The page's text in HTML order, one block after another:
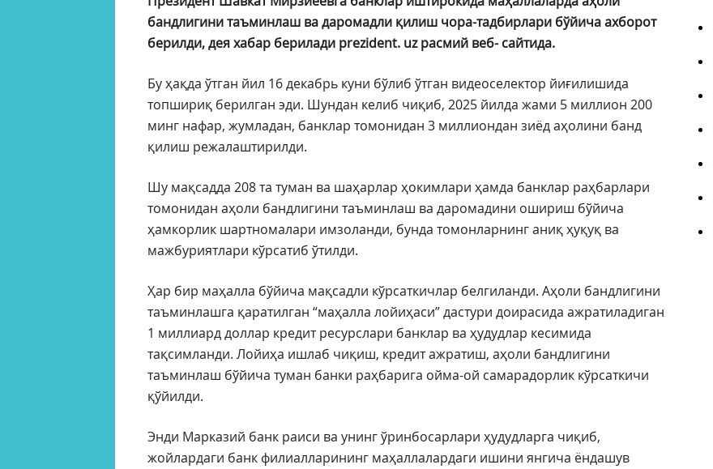
бандлигини таъминлаш ва даромадли қилиш чора-тадбирлари бўйича ахборот
берилди, дея хабар берилади prezident. uz расмий веб- сайтида.
Бу ҳақда ўтган йил 16 декабрь куни бўлиб ўтган видеоселектор йиғилишида
топшириқ берилган эди. Шундан келиб чиқиб, 2025 йилда жами 5 миллион 200
минг нафар, жумладан, банклар томонидан 3 миллиондан зиёд аҳолини банд
қилиш режалаштирилди.
Шу мақсадда 208 та туман ва шаҳарлар ҳокимлари ҳамда банклар раҳбарлари
томонидан аҳоли бандлигини таъминлаш ва даромадини ошириш бўйича
ҳамкорлик шартномалари имзоланди, бунда томонларнинг аниқ ҳуқуқ ва
мажбуриятлари кўрсатиб ўтилди.
Ҳар бир маҳалла бўйича мақсадли кўрсаткичлар белгиланди. Аҳоли бандлигини
таъминлашга қаратилган “маҳалла лойиҳаси” дастури доирасида ажратиладиган
1 миллиард доллар кредит ресурслари банклар ва ҳудудлар кесимида
тақсимланди. Лойиҳа ишлаб чиқиш, кредит ажратиш, аҳоли бандлигини
таъминлаш бўйича туман банки раҳбарига ойма-ой самарадорлик кўрсаткичи
қўйилди.
Энди Марказий банк раиси ва унинг ўринбосарлари ҳудудларга чиқиб,
жойлардаги банк филиалларининг маҳаллалардаги ишини янгича ёндашув